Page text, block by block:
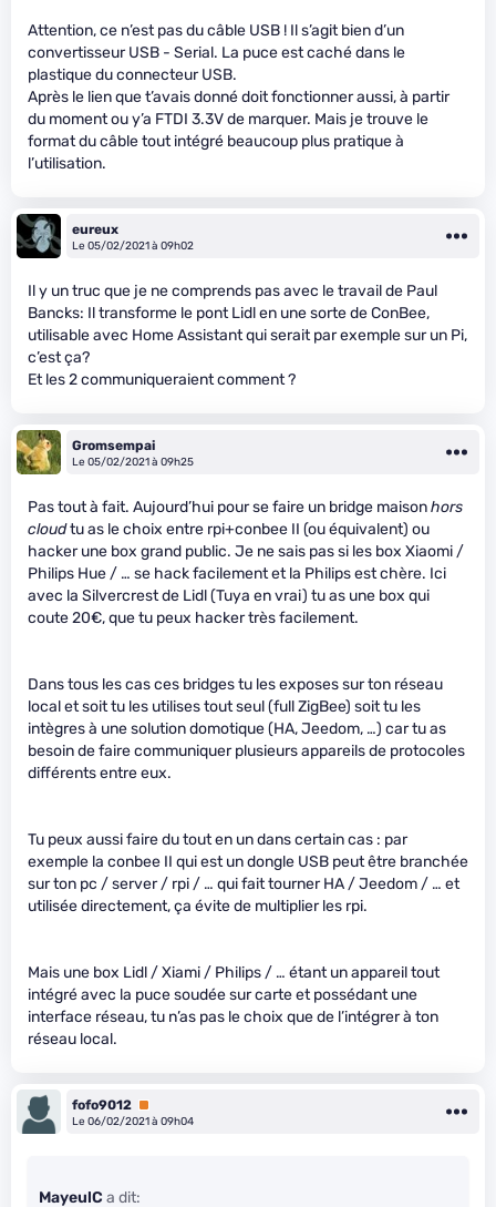
Attention, ce n’est pas du câble USB ! Il s’agit bien d’un
convertisseur USB - Serial. La puce est caché dans le
plastique du connecteur USB.
Après le lien que t’avais donné doit fonctionner aussi, à partir
du moment ou y’a FTDI 3.3V de marquer. Mais je trouve le
format du câble tout intégré beaucoup plus pratique à
l’utilisation.
eureux
Le 05/02/2021 à 09h02
Il y un truc que je ne comprends pas avec le travail de Paul
Bancks: Il transforme le pont Lidl en une sorte de ConBee,
utilisable avec Home Assistant qui serait par exemple sur un Pi,
c’est ça?
Et les 2 communiqueraient comment ?
Gromsempai
Le 05/02/2021 à 09h25
Pas tout à fait. Aujourd’hui pour se faire un bridge maisonhors
cloudtu as le choix entre rpi+conbee II (ou équivalent) ou
hacker une box grand public. Je ne sais pas si les box Xiaomi /
Philips Hue / … se hack facilement et la Philips est chère. Ici
avec la Silvercrest de Lidl (Tuya en vrai) tu as une box qui
coute 20€, que tu peux hacker très facilement.
Dans tous les cas ces bridges tu les exposes sur ton réseau
local et soit tu les utilises tout seul (full ZigBee) soit tu les
intègres à une solution domotique (HA, Jeedom, …) car tu as
besoin de faire communiquer plusieurs appareils de protocoles
différents entre eux.
Tu peux aussi faire du tout en un dans certain cas : par
exemple la conbee II qui est un dongle USB peut être branchée
sur ton pc / server / rpi / … qui fait tourner HA / Jeedom / … et
utilisée directement, ça évite de multiplier les rpi.
Mais une box Lidl / Xiami / Philips / … étant un appareil tout
intégré avec la puce soudée sur carte et possédant une
interface réseau, tu n’as pas le choix que de l’intégrer à ton
réseau local.
fofo9012 Premium
Le 06/02/2021 à 09h04
MayeulC a dit: